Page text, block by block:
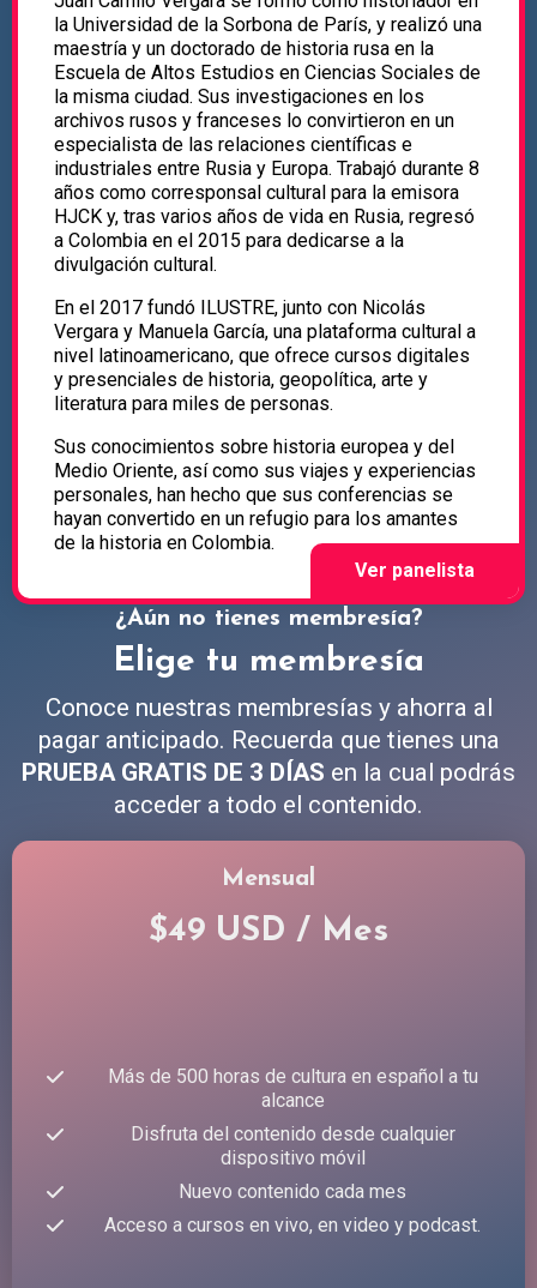
la Universidad de la Sorbona de París, y realizó una
maestría y un doctorado de historia rusa en la
Escuela de Altos Estudios en Ciencias Sociales de
la misma ciudad. Sus investigaciones en los
archivos rusos y franceses lo convirtieron en un
especialista de las relaciones científicas e
industriales entre Rusia y Europa. Trabajó durante 8
años como corresponsal cultural para la emisora
HJCK y, tras varios años de vida en Rusia, regresó
a Colombia en el 2015 para dedicarse a la
divulgación cultural.
En el 2017 fundó ILUSTRE, junto con Nicolás
Vergara y Manuela García, una plataforma cultural a
nivel latinoamericano, que ofrece cursos digitales
y presenciales de historia, geopolítica, arte y
literatura para miles de personas.
Sus conocimientos sobre historia europea y del
Medio Oriente, así como sus viajes y experiencias
personales, han hecho que sus conferencias se
hayan convertido en un refugio para los amantes
de la historia en Colombia.
¿Aún no tienes membresía?
Elige tu membresía
Conoce nuestras membresías y ahorra al
pagar anticipado. Recuerda que tienes una
PRUEBA GRATIS DE 3 DÍAS en la cual podrás
acceder a todo el contenido.
Mensual
$49 USD / Mes
Más de 500 horas de cultura en español a tu
alcance
Disfruta del contenido desde cualquier
dispositivo móvil
Nuevo contenido cada mes
Acceso a cursos en vivo, en video y podcast.